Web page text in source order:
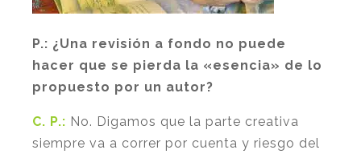
P.: ¿Una revisión a fondo no puede
hacer que se pierda la «esencia» de lo
propuesto por un autor?
C. P.: No. Digamos que la parte creativa
siempre va a correr por cuenta y riesgo del